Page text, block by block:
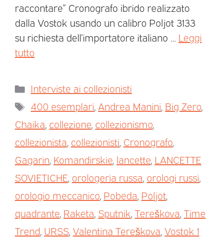
raccontare” Cronografo ibrido realizzato
dalla Vostok usando un calibro Poljot 3133
su richiesta dell’importatore italiano … Leggi
tutto
Interviste ai collezionisti
400 esemplari Andrea Manini Big Zero
Chaika collezione collezionismo
collezionista collezionisti Cronografo
Gagarin Komandirskie lancette LANCETTE
SOVIETICHE orologeria russa orologi russi
orologio meccanico Pobeda Poljot
quadrante Raketa Sputnik Tereškova Time
Trend URSS Valentina Tereškova Vostok 1